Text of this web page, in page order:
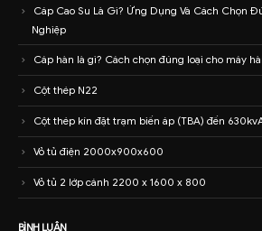
Cáp Cao Su Là Gì? Ứng Dụng Và Cách Chọn
Nghiệp
Cáp hàn là gì? Cách chọn đúng loại cho máy
Cột thép N22
Cột thép kín đặt trạm biến áp (TBA) đến
Vỏ tủ điện 2000x900x600
Vỏ tủ 2 lớp cánh 2200 x 1600 x 800
BÌNH LUẬN